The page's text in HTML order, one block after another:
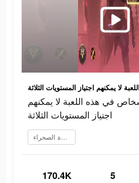
في هذه اللعبة لا يمكنهم
اجتياز المستويات الثلاثة
تنزيل أسطورة الصحراء
170.4K 5